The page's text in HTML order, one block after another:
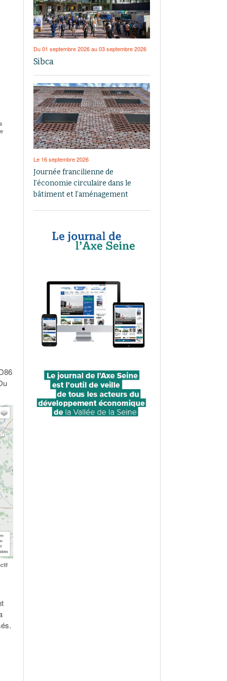
Du 01 septembre 2026 au 03 septembre 2026
Sibca
Le 16 septembre 2026
Journée francilienne de
l’économie circulaire dans le
bâtiment et l’aménagement